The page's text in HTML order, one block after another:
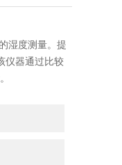
湿度测量。提
仪器通过比较